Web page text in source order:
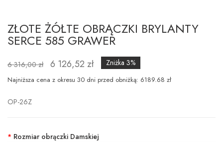
ZŁOTE ŻÓŁTE OBRĄCZKI BRYLANTY
SERCE 585 GRAWER
6 316,00 zł 6 126,52 zł Zniżka 3%
Najniższa cena z okresu 30 dni przed obniżką: 6189.68 zł
OP-26Z
* Rozmiar obrączki Damskiej